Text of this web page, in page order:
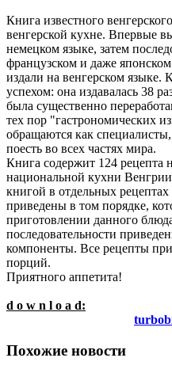
Книга известного
венгерской кухне. Впервые
немецком языке, затем
французском и даже
издали на венгерском языке.
успехом: она издавалась 38
была существенно
тех пор "гастрономических
обращаются как
поесть во всех частях мира.
Книга содержит 124 рецепта
национальной кухни
книгой в отдельных
приведены в том порядке,
приготовлении данного
последовательности
компоненты. Все рецепты
порций.
Приятного аппетита!
d o w n l o a d:
Похожие новости